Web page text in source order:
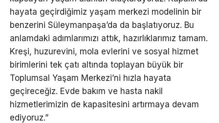
hayata geçirdiğimiz yaşam merkezi modelinin bir
benzerini Süleymanpaşa’da da başlatıyoruz. Bu
anlamdaki adımlarımızı attık, hazırlıklarımız tamam.
Kreşi, huzurevini, mola evlerini ve sosyal hizmet
birimlerini tek çatı altında toplayan büyük bir
Toplumsal Yaşam Merkezi’ni hızla hayata
geçireceğiz. Evde bakım ve hasta nakil
hizmetlerimizin de kapasitesini artırmaya devam
ediyoruz.”